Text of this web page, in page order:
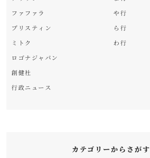
ファファラ
プリスティン
ミトク
ロゴナジャパン
創健社
行政ニュース
や行
ら行
わ行
カテゴリーからさがす